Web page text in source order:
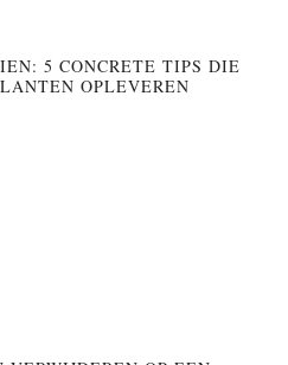
5 CONCRETE TIPS DIE
OPLEVEREN